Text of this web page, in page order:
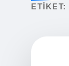
ETIKET: